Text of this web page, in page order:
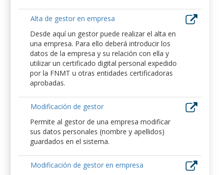
Alta de gestor en empresa
Desde aquí un gestor puede realizar el alta en
una empresa. Para ello deberá introducir los
datos de la empresa y su relación con ella y
utilizar un certificado digital personal expedido
por la FNMT u otras entidades certificadoras
aprobadas.
Modificación de gestor
Permite al gestor de una empresa modificar
sus datos personales (nombre y apellidos)
guardados en el sistema.
Modificación de gestor en empresa